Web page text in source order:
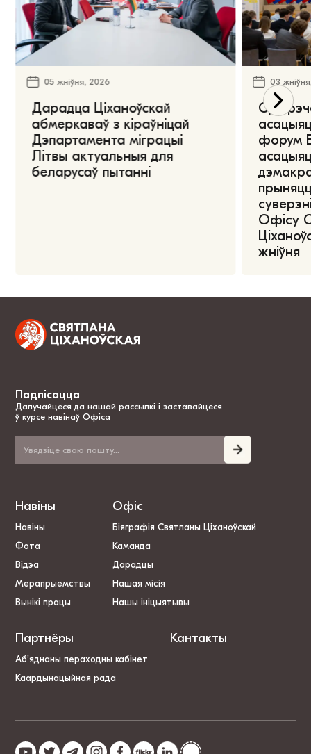
05 жніўня, 2026
Дарадца Ціханоўскай
абмеркаваў з кіраўніцай
Дэпартамента міграцыі
Літвы актуальныя для
беларусаў пытанні
03
форум
Офісу
жніўня
Падпісацца
Далучайцеся да нашай рассылкі і заставайцеся
ў курсе навінаў Офіса
Навіны
Навіны
Фота
Відэа
Мерапрыемствы
Вынікі працы
Офіс
Біяграфія Святланы Ціханоўскай
Каманда
Дарадцы
Нашая місія
Нашы ініцыятывы
Партнёры
Аб’яднаны пераходны кабінет
Каардынацыйная рада
Кантакты